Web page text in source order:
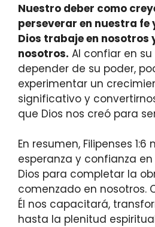
Nuestro deber como
perseverar en nuestra fe
Dios trabaje en nosotros
nosotros. Al confiar en
depender de su poder,
experimentar un
significativo y
que Dios nos creó para
En resumen, Filipenses
esperanza y confianza
Dios para completar la
comenzado en nosotros.
Él nos capacitará,
hasta la plenitud